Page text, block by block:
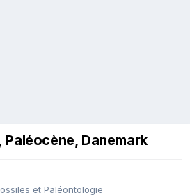
Paléocène, Danemark
et Paléontologie